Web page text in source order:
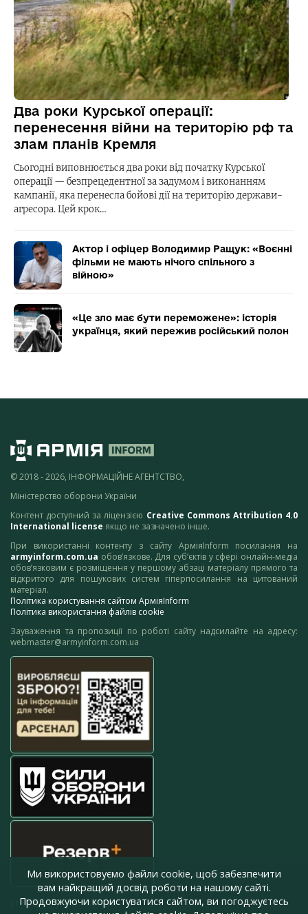
Два роки Курської операції:
перенесення війни на територію рф та
злам планів Кремля
Сьогодні виповнюється два роки від початку Курської
операції — безпрецедентної за задумом і виконанням
кампанії, яка перенесла бойові дії на територію держави-
агресора. Цей крок…
Актор і офіцер Володимир Ращук: «Воєнні
фільми не мають нічого спільного з
війною»
«Це зло має бути переможене»: історія
українця, який пережив російський полон
© 2018 - 2026, ІНФОРМАЦІЙНЕ АГЕНТСТВО,
Міністерство оборони України
Контент доступний за ліцензією Creative Commons Attribution 4.0
International license якщо не зазначено інше.
При використанні контенту з сайту АрміяInform посилання на
armyinform.com.ua обов’язкове. Для суб’єктів у сфері онлайн-медіа
обов’язковим є розміщення у першому абзаці матеріалу прямого та
відкритого для пошукових систем гіперпосилання на цитований
матеріал.
Політика користування сайтом АрміяInform
Політика використання файлів cookie
Зауваження та пропозиції по роботі сайту надсилайте на адресу:
webmaster@armyinform.com.ua
press@armyinform.com.ua
Ми використовуємо файли cookie, щоб забезпечити
вам найкращий досвід роботи на нашому сайті.
Продовжуючи користуватися сайтом, ви погоджуєтесь